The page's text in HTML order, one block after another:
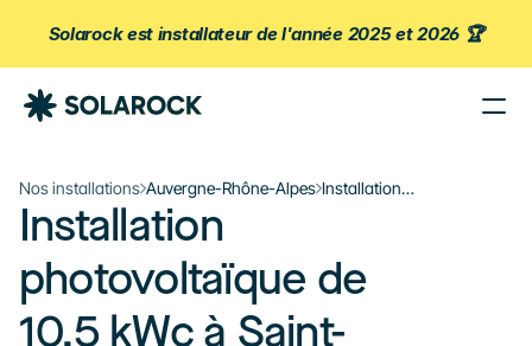
Solarock est installateur de l'année 2025 et 2026 🏆
Nos Installations
Parrainage
Blog
À propos de Solarock
Nos produits
Nos installations Auvergne-Rhône-Alpes Installation
Saint-Baldoph
Installation
photovoltaïque de
10,5 kWc à Saint-